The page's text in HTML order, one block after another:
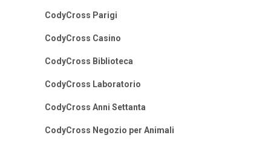
CodyCross Parigi
CodyCross Casino
CodyCross Biblioteca
CodyCross Laboratorio
CodyCross Anni Settanta
CodyCross Negozio per Animali